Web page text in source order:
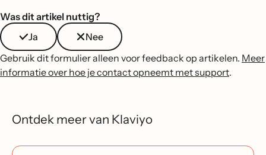
Was dit artikel nuttig?
Ja
Nee
Gebruik dit formulier alleen voor feedback op artikelen. Meer
informatie over hoe je contact opneemt met support.
Ontdek meer van Klaviyo